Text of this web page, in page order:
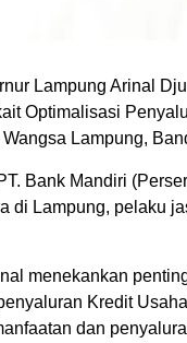
Lampung Arinal
Optimalisasi
Lampung,
Bank Mandiri
di Lampung, pelaku
menekankan
Kredit
dan